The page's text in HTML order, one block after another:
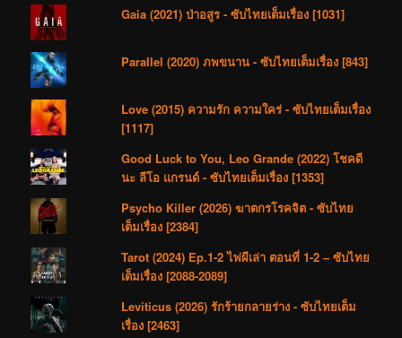
Gaia (2021) ป่าอสูร - ซับไทยเต็มเรื่อง [1031]
Parallel (2020) ภพขนาน - ซับไทยเต็มเรื่อง [843]
Love (2015) ความรัก ความใคร่ - ซับไทยเต็มเรื่อง
[1117]
Good Luck to You, Leo Grande (2022) โชคดี
นะ ลีโอ แกรนด์ - ซับไทยเต็มเรื่อง [1353]
Psycho Killer (2026) ฆาตกรโรคจิต - ซับไทย
เต็มเรื่อง [2384]
Tarot (2024) Ep.1-2 ไพ่ผีเล่า ตอนที่ 1-2 – ซับไทย
เต็มเรื่อง [2088-2089]
Leviticus (2026) รักร้ายกลายร่าง - ซับไทยเต็ม
เรื่อง [2463]